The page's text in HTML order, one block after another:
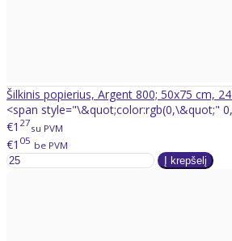
Šilkinis popierius, Argent 800; 50x75 cm,
<span style="\&quot;color:rgb(0,\&quot;"
€1 27su PVM
€1 05 be PVM